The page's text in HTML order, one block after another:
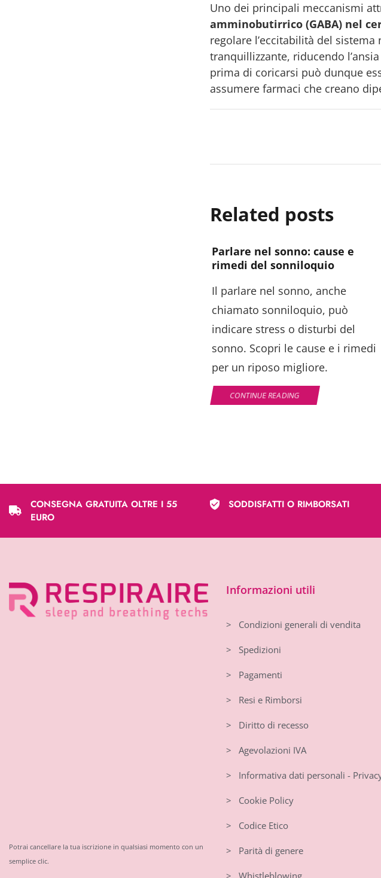
Uno dei principali meccanismi
amminobutirrico (GABA) nel
regolare l’eccitabilità del
tranquillizzante, riducendo
prima di coricarsi può dunque
assumere farmaci che creano
Related posts
Parlare nel sonno: cause e
rimedi del sonniloquio
Il parlare nel sonno, anche
chiamato sonniloquio, può
indicare stress o disturbi del
sonno. Scopri le cause e i rimedi
per un riposo migliore.
CONTINUE READING
CONSEGNA GRATUITA OLTRE I 55
EURO
SODDISFATTI O RIMBORSATI
Potrai cancellare la tua iscrizione in qualsiasi momento con un
semplice clic.
Informazioni utili
> Condizioni generali di vendita
> Spedizioni
> Pagamenti
> Resi e Rimborsi
> Diritto di recesso
> Agevolazioni IVA
> Informativa dati personali -
> Cookie Policy
> Codice Etico
> Parità di genere
> Whistleblowing